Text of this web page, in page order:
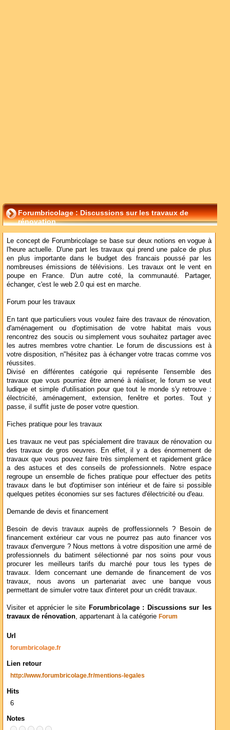
Forumbricolage : Discussions sur les travaux de
rénovation
Le concept de Forumbricolage se base sur deux notions en vogue à
l'heure actuelle. D'une part les travaux qui prend une palce de plus
en plus importante dans le budget des francais poussé par les
nombreuses émissions de télévisions. Les travaux ont le vent en
poupe en France. D'un autre coté, la communauté. Partager,
échanger, c'est le web 2.0 qui est en marche.
Forum pour les travaux
En tant que particuliers vous voulez faire des travaux de rénovation,
d'aménagement ou d'optimisation de votre habitat mais vous
rencontrez des soucis ou simplement vous souhaitez partager avec
les autres membres votre chantier. Le forum de discussions est à
votre disposition, n"hésitez pas à échanger votre tracas comme vos
réussites.
Divisé en différentes catégorie qui représente l'ensemble des
travaux que vous pourriez être amené à réaliser, le forum se veut
ludique et simple d'utilisation pour que tout le monde s'y retrouve :
électricité, aménagement, extension, fenêtre et portes. Tout y
passe, il suffit juste de poser votre question.
Fiches pratique pour les travaux
Les travaux ne veut pas spécialement dire travaux de rénovation ou
des travaux de gros oeuvres. En effet, il y a des énormement de
travaux que vous pouvez faire très simplement et rapidement grâce
a des astuces et des conseils de professionnels. Notre espace
regroupe un ensemble de fiches pratique pour effectuer des petits
travaux dans le but d'optimiser son intérieur et de faire si possible
quelques petites économies sur ses factures d'électricité ou d'eau.
Demande de devis et financement
Besoin de devis travaux auprès de proffessionnels ? Besoin de
financement extérieur car vous ne pourrez pas auto financer vos
travaux d'envergure ? Nous mettons à votre disposition une armé de
professionnels du batiment sélectionné par nos soins pour vous
procurer les meilleurs tarifs du marché pour tous les types de
travaux. Idem concernant une demande de financement de vos
travaux, nous avons un partenariat avec une banque vous
permettant de simuler votre taux d'interet pour un crédit travaux.
Visiter et apprécier le site Forumbricolage : Discussions sur les
travaux de rénovation, appartenant à la catégorie Forum
Url
forumbricolage.fr
Lien retour
http://www.forumbricolage.fr/mentions-legales ‎
Hits
6
Notes